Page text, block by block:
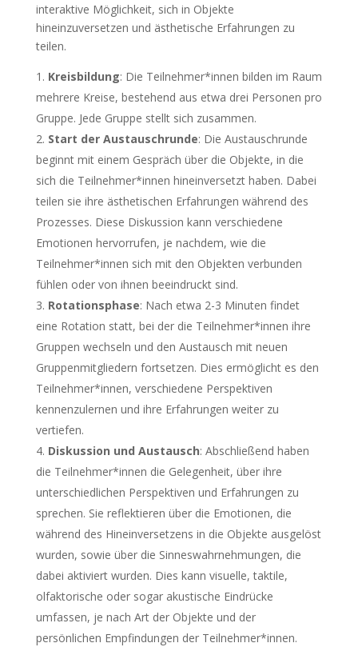
interaktive Möglichkeit, sich in Objekte
hineinzuversetzen und ästhetische Erfahrungen zu
teilen.
Kreisbildung: Die Teilnehmer*innen bilden im Raum
mehrere Kreise, bestehend aus etwa drei Personen pro
Gruppe. Jede Gruppe stellt sich zusammen.
Start der Austauschrunde: Die Austauschrunde
beginnt mit einem Gespräch über die Objekte, in die
sich die Teilnehmer*innen hineinversetzt haben. Dabei
teilen sie ihre ästhetischen Erfahrungen während des
Prozesses. Diese Diskussion kann verschiedene
Emotionen hervorrufen, je nachdem, wie die
Teilnehmer*innen sich mit den Objekten verbunden
fühlen oder von ihnen beeindruckt sind.
Rotationsphase: Nach etwa 2-3 Minuten findet
eine Rotation statt, bei der die Teilnehmer*innen ihre
Gruppen wechseln und den Austausch mit neuen
Gruppenmitgliedern fortsetzen. Dies ermöglicht es den
Teilnehmer*innen, verschiedene Perspektiven
kennenzulernen und ihre Erfahrungen weiter zu
vertiefen.
Diskussion und Austausch: Abschließend haben
die Teilnehmer*innen die Gelegenheit, über ihre
unterschiedlichen Perspektiven und Erfahrungen zu
sprechen. Sie reflektieren über die Emotionen, die
während des Hineinversetzens in die Objekte ausgelöst
wurden, sowie über die Sinneswahrnehmungen, die
dabei aktiviert wurden. Dies kann visuelle, taktile,
olfaktorische oder sogar akustische Eindrücke
umfassen, je nach Art der Objekte und der
persönlichen Empfindungen der Teilnehmer*innen.